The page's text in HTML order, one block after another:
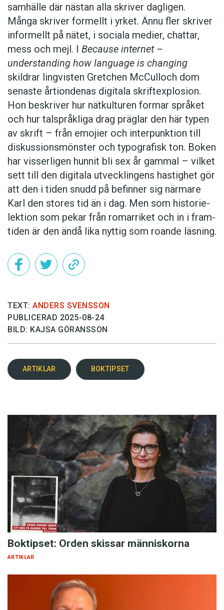
samhälle där nästan alla skriver dagligen.
Många skriver formellt i yrket. Ännu fler skriver
in­for­mellt på nätet, i sociala medier, chattar,
mess och mejl. I Because internet –
understanding how language is changing
skildrar lingvisten Gretchen McCulloch dom
senaste år­tion­denas digi­tala skrift­explosion.
Hon beskriver hur nät­kul­turen formar språket
och hur tal­språk­liga drag präg­lar den här typen
av skrift – från emojier och inter­punk­tion till
diskussions­mönster och typografisk ton. Boken
har visser­ligen hunnit bli sex år gammal – vilket
sett till den digitala utveck­lingens hastig­het gör
att den i tiden snudd på befinner sig närmare
Karl den stores tid än i dag. Men som historie­
lektion som pekar från romar­riket och in i fram­
tiden är den ändå lika nyttig som roande läsning.
TEXT: ANDERS SVENSSON
PUBLICERAD 2025-08-24
BILD: KAJSA GÖRANSSON
ARTIKLAR BOKTIPSET
Boktipset: Orden skissar människorna
ARTIKLAR